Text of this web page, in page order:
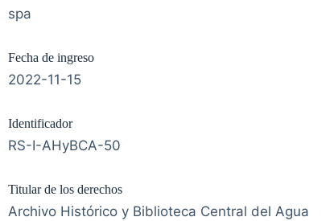
spa
Fecha de ingreso
2022-11-15
Identificador
RS-I-AHyBCA-50
Titular de los derechos
Archivo Histórico y Biblioteca Central del Agua